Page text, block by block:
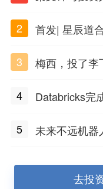
2
首发| 星辰道
3
梅西，投了李
4 Databricks完
5
未来不远机器
去投